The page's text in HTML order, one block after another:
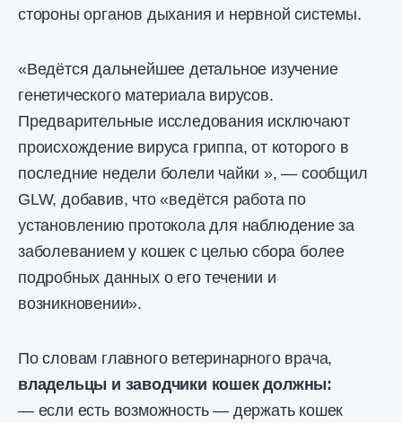
стороны органов дыхания и нервной системы.
«Ведётся дальнейшее детальное изучение
генетического материала вирусов.
Предварительные исследования исключают
происхождение вируса гриппа, от которого в
последние недели болели чайки », — сообщил
GLW, добавив, что «ведётся работа по
установлению протокола для наблюдение за
заболеванием у кошек с целью сбора более
подробных данных о его течении и
возникновении».
По словам главного ветеринарного врача,
владельцы и заводчики кошек должны:
— если есть возможность — держать кошек